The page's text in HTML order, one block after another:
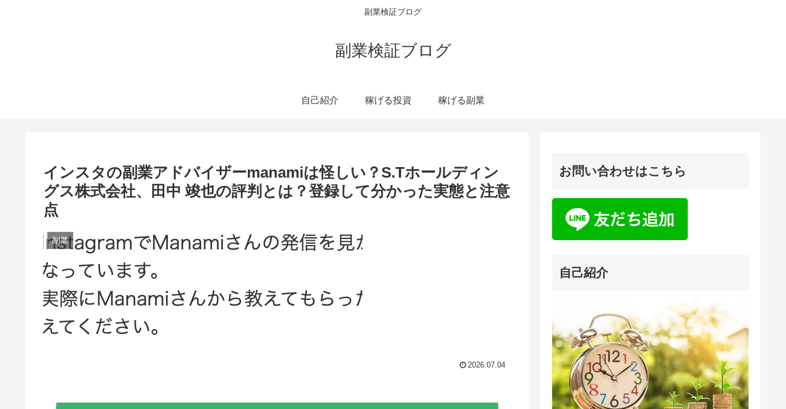
副業検証ブログ
副業検証ブログ
自己紹介 稼げる投資 稼げる副業
インスタの副業アドバイザーmanamiは怪しい？S.Tホールディン
グス株式会社、田中 竣也の評判とは？登録して分かった実態と注意
点
副業
2026.07.04
お問い合わせはこちら
自己紹介